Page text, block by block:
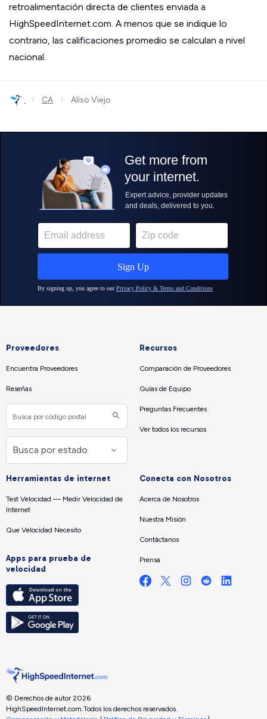
retroalimentación directa de clientes enviada a
HighSpeedInternet.com. A menos que se indique lo
contrario, las calificaciones promedio se calculan a nivel
nacional.
› CA › Aliso Viejo
Proveedores
Encuentra Proveedores
Reseñas
Recursos
Comparación de Proveedores
Guías de Equipo
Preguntas Frecuentes
Ver todos los recursos
Herramientas de internet
Test Velocidad — Medir Velocidad de
Internet
Que Velocidad Necesito
Apps para prueba de
velocidad
Conecta con Nosotros
Acerca de Nosotros
Nuestra Misión
Contáctanos
Prensa
© Derechos de autor 2026
HighSpeedInternet.com.Todos los derechos reservados.